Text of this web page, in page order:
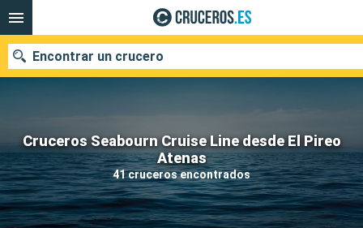
Cruceros Seabourn Cruise Line desde El Pireo
Atenas
41 cruceros encontrados
Encontrar un crucero
Nuestros destinos
Fecha de salida
Puertos Compañías